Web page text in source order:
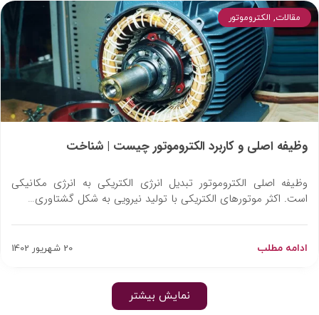
وظیفه اصلی و کاربرد الکتروموتور چیست | شناخت
وظیفه اصلی الکتروموتور تبدیل انرژی الکتریکی به انرژی مکانیکی
است. اکثر موتورهای الکتریکی با تولید نیرویی به شکل گشتاوری…
ادامه مطلب 20 شهریور 1402
مقالات, الکتروموتور
نمایش بیشتر